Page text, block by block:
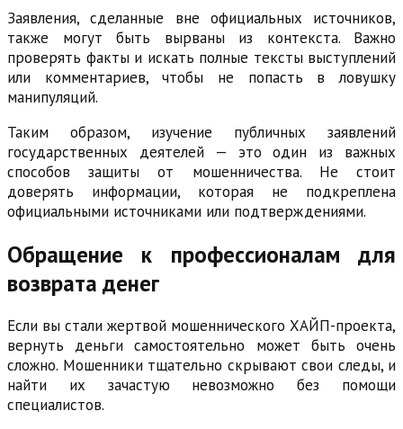
Заявления, сделанные вне официальных источников,
также могут быть вырваны из контекста. Важно
проверять факты и искать полные тексты выступлений
или комментариев, чтобы не попасть в ловушку
манипуляций.
Таким образом, изучение публичных заявлений
государственных деятелей — это один из важных
способов защиты от мошенничества. Не стоит
доверять информации, которая не подкреплена
официальными источниками или подтверждениями.
Обращение к профессионалам для
возврата денег
Если вы стали жертвой мошеннического ХАЙП-проекта,
вернуть деньги самостоятельно может быть очень
сложно. Мошенники тщательно скрывают свои следы, и
найти их зачастую невозможно без помощи
специалистов.